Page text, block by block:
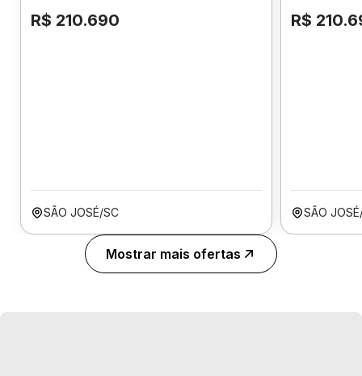
R$ 210.690
SÃO JOSÉ/SC
R$
SÃO
Mostrar mais ofertas